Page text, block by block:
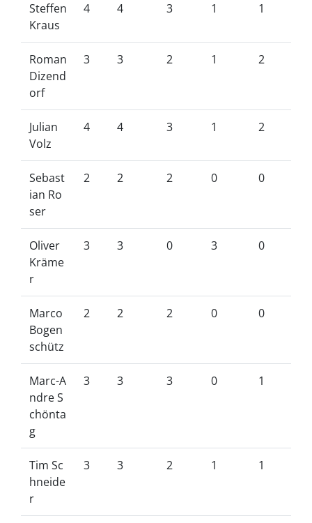
Steffen
Kraus
4 4 3 1 1
Roman
Dizend
orf
3 3 2 1 2
Julian
Volz
4 4 3 1 2
Sebast
ian Ro
ser
2 2 2 0 0
Oliver
Kräme
r
3 3 0 3 0
Marco
Bogen
schütz
2 2 2 0 0
Marc-A
ndre S
chönta
g
3 3 3 0 1
Tim Sc
hneide
r
3 3 2 1 1